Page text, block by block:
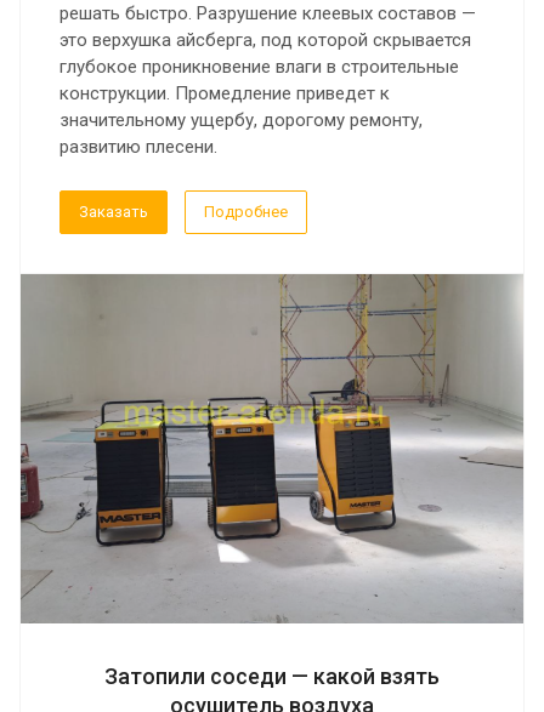
решать быстро. Разрушение клеевых составов —
это верхушка айсберга, под которой скрывается
глубокое проникновение влаги в строительные
конструкции. Промедление приведет к
значительному ущербу, дорогому ремонту,
развитию плесени.
Заказать Подробнее
Затопили соседи — какой взять
осушитель воздуха